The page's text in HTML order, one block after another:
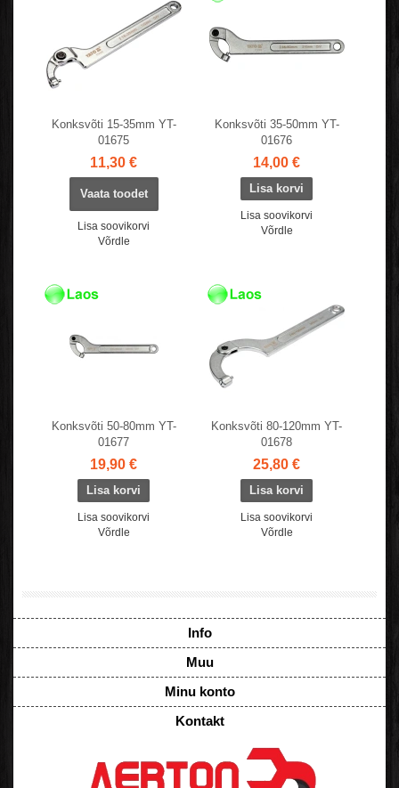
Konksvõti 15-35mm YT-
01675
11,30 €
Vaata toodet
Lisa soovikorvi
Võrdle
Konksvõti 35-50mm YT-
01676
14,00 €
Lisa soovikorvi
Võrdle
Konksvõti 50-80mm YT-
01677
19,90 €
Lisa soovikorvi
Võrdle
Konksvõti 80-120mm YT-
01678
25,80 €
Lisa soovikorvi
Võrdle
Info
Muu
Minu konto
Kontakt